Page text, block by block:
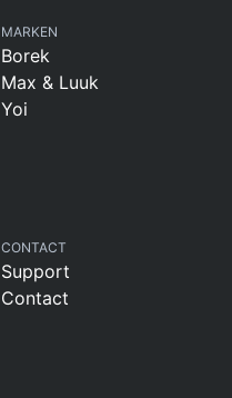
MARKEN
Borek
Max & Luuk
Yoi
CONTACT
Support
Contact